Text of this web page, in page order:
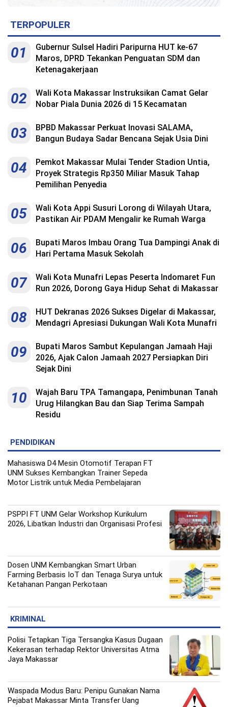
TERPOPULER
01
Gubernur Sulsel Hadiri Paripurna HUT ke-67
Maros, DPRD Tekankan Penguatan SDM dan
Ketenagakerjaan
02
Wali Kota Makassar Instruksikan Camat Gelar
Nobar Piala Dunia 2026 di 15 Kecamatan
03
BPBD Makassar Perkuat Inovasi SALAMA,
Bangun Budaya Sadar Bencana Sejak Usia Dini
04
Pemkot Makassar Mulai Tender Stadion Untia,
Proyek Strategis Rp350 Miliar Masuk Tahap
Pemilihan Penyedia
05
Wali Kota Appi Susuri Lorong di Wilayah Utara,
Pastikan Air PDAM Mengalir ke Rumah Warga
06
Bupati Maros Imbau Orang Tua Dampingi Anak di
Hari Pertama Masuk Sekolah
07
Wali Kota Munafri Lepas Peserta Indomaret Fun
Run 2026, Dorong Gaya Hidup Sehat di Makassar
08
HUT Dekranas 2026 Sukses Digelar di Makassar,
Mendagri Apresiasi Dukungan Wali Kota Munafri
09
Bupati Maros Sambut Kepulangan Jamaah Haji
2026, Ajak Calon Jamaah 2027 Persiapkan Diri
Sejak Dini
10
Wajah Baru TPA Tamangapa, Penimbunan Tanah
Urug Hilangkan Bau dan Siap Terima Sampah
Residu
PENDIDIKAN
Mahasiswa D4 Mesin Otomotif Terapan FT
UNM Sukses Kembangkan Trainer Sepeda
Motor Listrik untuk Media Pembelajaran
PSPPI FT UNM Gelar Workshop Kurikulum
2026, Libatkan Industri dan Organisasi Profesi
Dosen UNM Kembangkan Smart Urban
Farming Berbasis IoT dan Tenaga Surya untuk
Ketahanan Pangan Perkotaan
KRIMINAL
Polisi Tetapkan Tiga Tersangka Kasus Dugaan
Kekerasan terhadap Rektor Universitas Atma
Jaya Makassar
Waspada Modus Baru: Penipu Gunakan Nama
Pejabat Makassar Minta Transfer Uang